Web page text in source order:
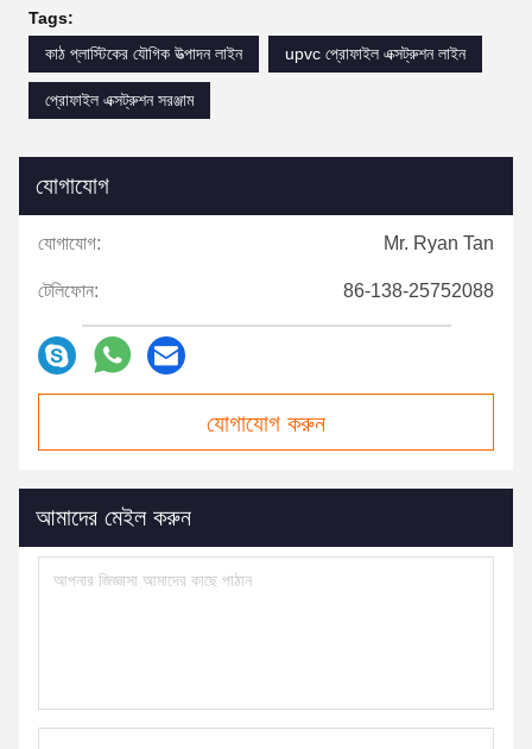
Tags:
কাঠ প্লাস্টিকের যৌগিক উত্পাদন লাইন
upvc প্রোফাইল এক্সট্রুশন লাইন
প্রোফাইল এক্সট্রুশন সরঞ্জাম
যোগাযোগ
যোগাযোগ: Mr. Ryan Tan
টেলিফোন: 86-138-25752088
যোগাযোগ করুন
আমাদের মেইল ​​করুন